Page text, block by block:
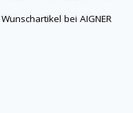
bei AIGNER